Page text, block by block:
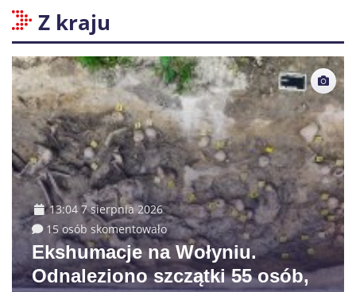
Z kraju
13:04 7 sierpnia 2026
15 osób skomentowało
Ekshumacje na Wołyniu.
Odnaleziono szczątki 55 osób,